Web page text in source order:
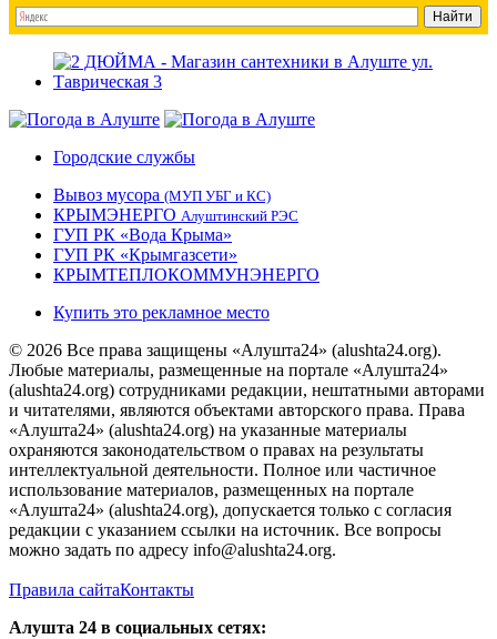
Городские службы
Вывоз мусора (МУП УБГ и КС)
КРЫМЭНЕРГО Алуштинский РЭС
ГУП РК «Вода Крыма»
ГУП РК «Крымгазсети»
КРЫМТЕПЛОКОММУНЭНЕРГО
Купить это рекламное место
© 2026 Все права защищены «Алушта24» (alushta24.org).
Любые материалы, размещенные на портале «Алушта24»
(alushta24.org) сотрудниками редакции, нештатными авторами
и читателями, являются объектами авторского права. Права
«Алушта24» (alushta24.org) на указанные материалы
охраняются законодательством о правах на результаты
интеллектуальной деятельности. Полное или частичное
использование материалов, размещенных на портале
«Алушта24» (alushta24.org), допускается только с согласия
редакции с указанием ссылки на источник. Все вопросы
можно задать по адресу info@alushta24.org.
Правила сайтаКонтакты
Алушта 24 в социальных сетях: